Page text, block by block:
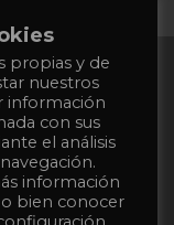
+34
651
862
863
propias y de
nuestros
información
con sus
el análisis
información
bien conocer